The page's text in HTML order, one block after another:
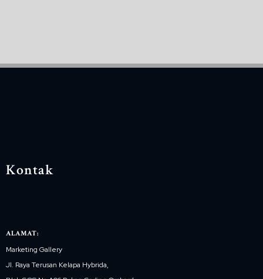
Kontak
ALAMAT:
Marketing Gallery
Jl. Raya Terusan Kelapa Hybrida,